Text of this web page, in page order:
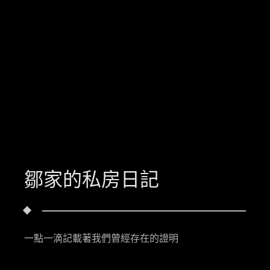
鄒家的私房日記
一點一滴記載著我們曾經存在的證明